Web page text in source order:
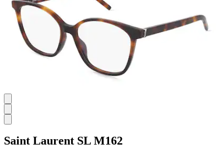
Saint Laurent SL M162